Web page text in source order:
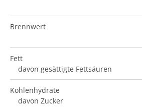
Brennwert
Fett
davon gesättigte Fettsäuren
Kohlenhydrate
davon Zucker